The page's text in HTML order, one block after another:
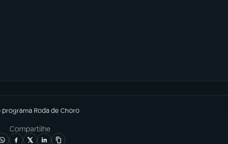
programa Roda de Choro
Compartilhe